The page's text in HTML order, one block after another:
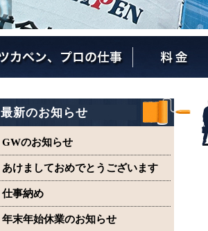
最新のお知らせ
GWのお知らせ
あけましておめでとうございます
仕事納め
年末年始休業のお知らせ